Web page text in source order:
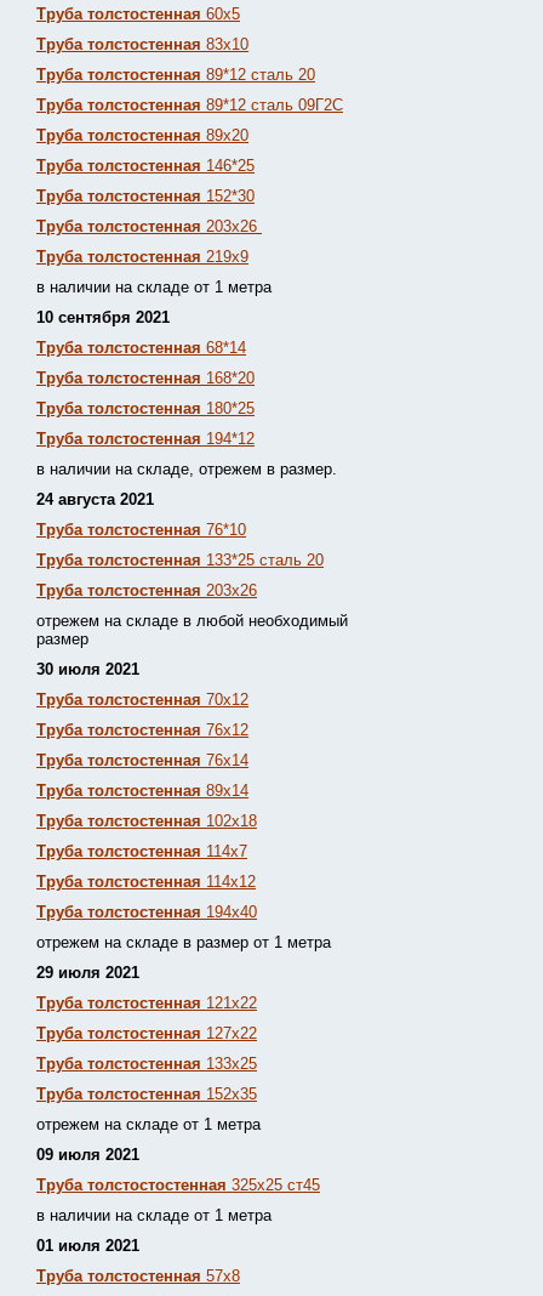
Труба толстостенная 60х5
Труба толстостенная 83х10
Труба толстостенная 89*12 сталь 20
Труба толстостенная 89*12 сталь 09Г2С
Труба толстостенная 89х20
Труба толстостенная 146*25
Труба толстостенная 152*30
Труба толстостенная 203х26
Труба толстостенная 219х9
в наличии на складе от 1 метра
10 сентября 2021
Труба толстостенная 68*14
Труба толстостенная 168*20
Труба толстостенная 180*25
Труба толстостенная 194*12
в наличии на складе, отрежем в размер.
24 августа 2021
Труба толстостенная 76*10
Труба толстостенная 133*25 сталь 20
Труба толстостенная 203х26
отрежем на складе в любой необходимый
размер
30 июля 2021
Труба толстостенная 70х12
Труба толстостенная 76х12
Труба толстостенная 76х14
Труба толстостенная 89х14
Труба толстостенная 102х18
Труба толстостенная 114х7
Труба толстостенная 114х12
Труба толстостенная 194х40
отрежем на складе в размер от 1 метра
29 июля 2021
Труба толстостенная 121х22
Труба толстостенная 127х22
Труба толстостенная 133х25
Труба толстостенная 152х35
отрежем на складе от 1 метра
09 июля 2021
Труба толстостостенная 325х25 ст45
в наличии на складе от 1 метра
01 июля 2021
Труба толстостенная 57х8